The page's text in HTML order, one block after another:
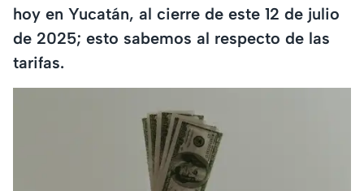
hoy en Yucatán, al cierre de este 12 de julio
de 2025; esto sabemos al respecto de las
tarifas.